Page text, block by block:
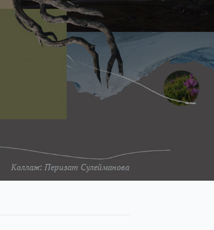
Коллаж: Перизат Сулейманова